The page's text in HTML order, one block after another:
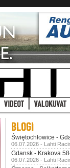
Świętochłowice -
06.07.2026 - Lahti
Gdansk - Krakova
06.07.2026 - Lahti